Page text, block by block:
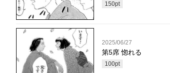
150pt
2025/06/27
第5席 惚れる
100pt